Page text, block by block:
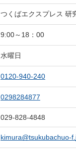
つくばエクスプレス 研
9:00～18：00
水曜日
0120-940-240
0298284877
029-828-4848
kimura@tsukubachuo-